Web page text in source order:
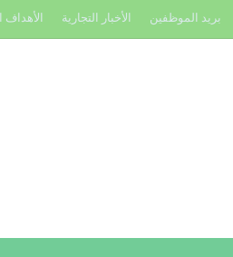
بريد الموظفين الأخبار التجارية الأهداف